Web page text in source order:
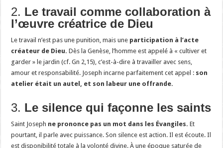
2. Le travail comme collaboration à
l’œuvre créatrice de Dieu
Le travail n’est pas une punition, mais une participation à l’acte
créateur de Dieu. Dès la Genèse, l’homme est appelé à « cultiver et
garder » le jardin (cf. Gn 2,15), c’est-à-dire à travailler avec sens,
amour et responsabilité. Joseph incarne parfaitement cet appel : son
atelier était un autel, et son labeur une offrande.
3. Le silence qui façonne les saints
Saint Joseph ne prononce pas un mot dans les Évangiles. Et
pourtant, il parle avec puissance. Son silence est action. Il est écoute. Il
est disponibilité totale à la volonté divine. À une époque saturée de